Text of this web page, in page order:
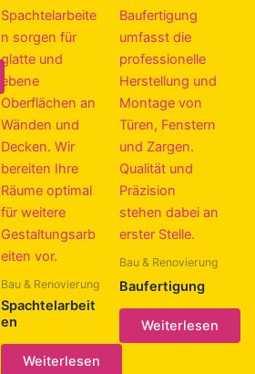
Bau & Renovierung
Spachtelarbeit
en
Weiterlesen
Bau & Renovierung
Baufertigung
Weiterlesen